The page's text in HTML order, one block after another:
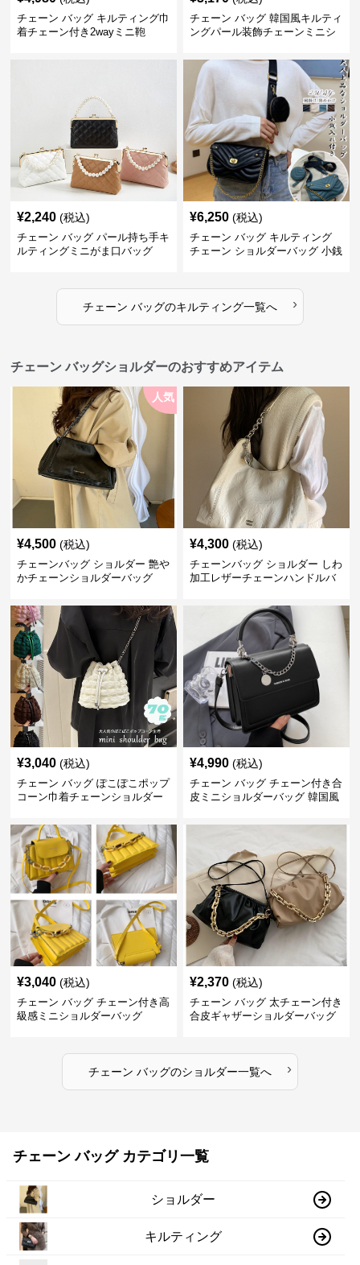
チェーン バッグ キルティング巾
着チェーン付き2wayミニ鞄
チェーン バッグ 韓国風キルティ
ングパール装飾チェーンミニシ
¥2,240 (税込)
チェーン バッグ パール持ち手キ
ルティングミニがま口バッグ
¥6,250 (税込)
チェーン バッグ キルティング
チェーン ショルダーバッグ 小銭
チェーン バッグのキルティング一覧へ ›
チェーン バッグショルダーのおすすめアイテム
人気
¥4,500 (税込)
チェーンバッグ ショルダー 艶や
かチェーンショルダーバッグ
¥4,300 (税込)
チェーンバッグ ショルダー しわ
加工レザーチェーンハンドルバ
¥3,040 (税込)
チェーン バッグ ぽこぽこポップ
コーン巾着チェーンショルダー
¥4,990 (税込)
チェーン バッグ チェーン付き合
皮ミニショルダーバッグ 韓国風
¥3,040 (税込)
チェーン バッグ チェーン付き高
級感ミニショルダーバッグ
¥2,370 (税込)
チェーン バッグ 太チェーン付き
合皮ギャザーショルダーバッグ
チェーン バッグのショルダー一覧へ ›
チェーン バッグ カテゴリ一覧
ショルダー
キルティング